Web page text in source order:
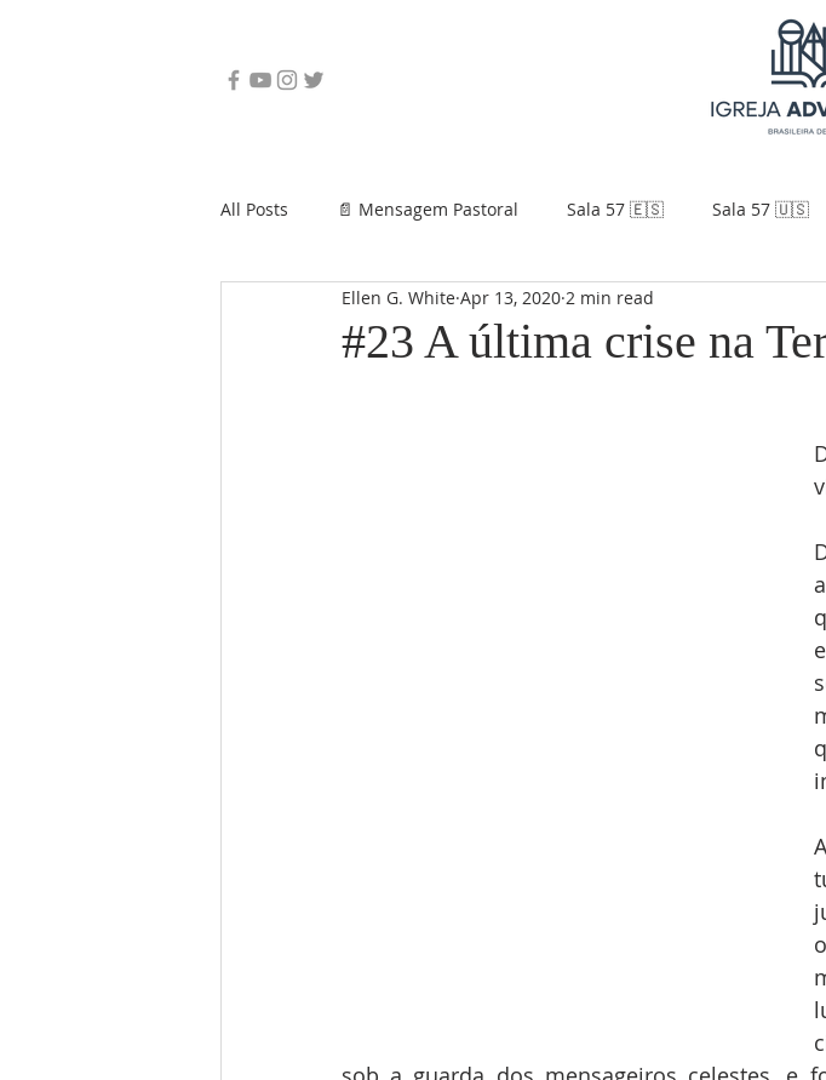
All Posts 📄 Mensagem Pastoral Sala 57 🇪🇸 Sala 57 🇺🇸
#23 A última crise na
Ellen G. White Apr 13, 2020 2 min read